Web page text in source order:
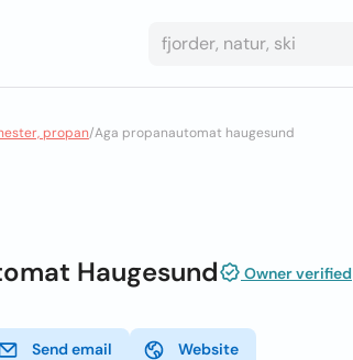
propan/Aga propanautomat haugesund
Haugesund Owner verified
Send email Website